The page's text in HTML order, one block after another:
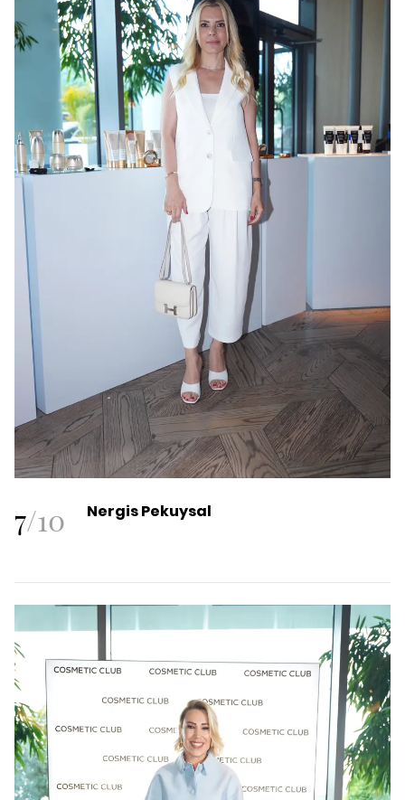
7/10 Nergis Pekuysal